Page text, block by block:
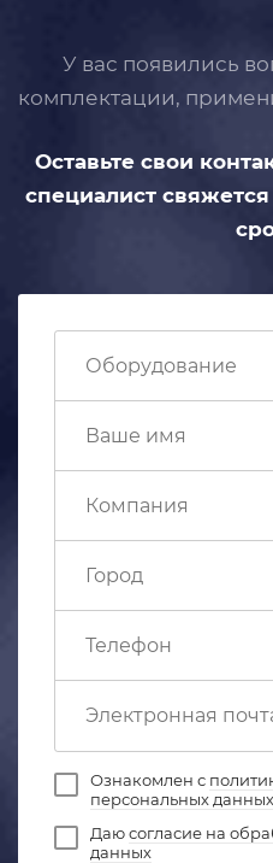
У вас появились
комплектации,
Оставьте свои
специалист
Ознакомлен с
персональных данных
Даюсогласие на
данных